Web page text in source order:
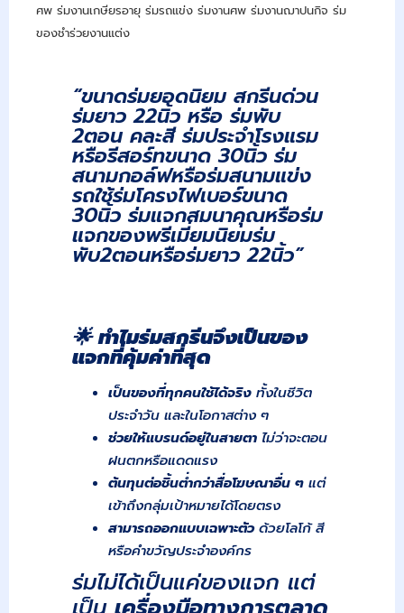
ศพ ร่มงานเกษียรอายุ ร่มรถแข่ง ร่มงานศพ ร่มงานฌาปนกิจ ร่ม
ของชำร่วยงานแต่ง
“ขนาดร่มยอดนิยม สกรีนด่วน
ร่มยาว 22นิ้ว หรือ ร่มพับ
2ตอน คละสี ร่มประจำโรงแรม
หรือรีสอร์ทขนาด 30นิ้ว ร่ม
สนามกอล์ฟหรือร่มสนามแข่ง
รถใช้ร่มโครงไฟเบอร์ขนาด
30นิ้ว ร่มแจกสมนาคุณหรือร่ม
แจกของพรีเมี่ยมนิยมร่ม
พับ2ตอนหรือร่มยาว 22นิ้ว”
🌟ทำไมร่มสกรีนจึงเป็นของ
แจกที่คุ้มค่าที่สุด
เป็นของที่ทุกคนใช้ได้จริง ทั้งในชีวิต
ประจำวัน และในโอกาสต่าง ๆ
ช่วยให้แบรนด์อยู่ในสายตา ไม่ว่าจะตอน
ฝนตกหรือแดดแรง
ต้นทุนต่อชิ้นต่ำกว่าสื่อโฆษณาอื่น ๆ แต่
เข้าถึงกลุ่มเป้าหมายได้โดยตรง
สามารถออกแบบเฉพาะตัวด้วยโลโก้ สี
หรือคำขวัญประจำองค์กร
ร่มไม่ได้เป็นแค่ของแจก แต่